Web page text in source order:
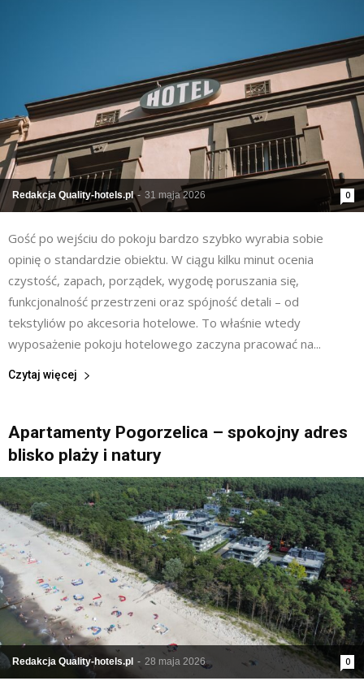
Redakcja Quality-hotels.pl - 31 maja 2026 0
Gość po wejściu do pokoju bardzo szybko wyrabia sobie
opinię o standardzie obiektu. W ciągu kilku minut ocenia
czystość, zapach, porządek, wygodę poruszania się,
funkcjonalność przestrzeni oraz spójność detali – od
tekstyliów po akcesoria hotelowe. To właśnie wtedy
wyposażenie pokoju hotelowego zaczyna pracować na...
Czytaj więcej
Apartamenty Pogorzelica – spokojny adres
blisko plaży i natury
Redakcja Quality-hotels.pl - 28 maja 2026 0